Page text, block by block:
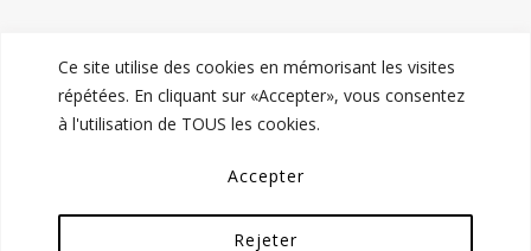
Ce site utilise des cookies en mémorisant les visites
répétées. En cliquant sur «Accepter», vous consentez
à l'utilisation de TOUS les cookies.
Rejeter
Accepter
COSTUMES DE MARIAGE À COMPIÈGNE -